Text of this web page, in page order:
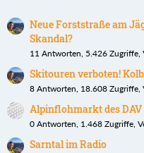
Neue Forststraße am
Skandal?
11 Antworten, 5.426 Zugriffe,
Skitouren verboten!
8 Antworten, 18.608 Zugriffe,
Alpinflohmarkt des
0 Antworten, 1.468 Zugriffe,
Sarntal im Radio